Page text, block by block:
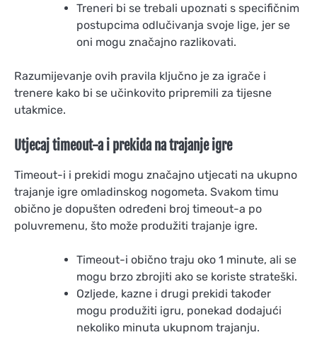
Treneri bi se trebali upoznati s specifičnim
postupcima odlučivanja svoje lige, jer se
oni mogu značajno razlikovati.
Razumijevanje ovih pravila ključno je za igrače i
trenere kako bi se učinkovito pripremili za tijesne
utakmice.
Utjecaj timeout-a i prekida na trajanje igre
Timeout-i i prekidi mogu značajno utjecati na ukupno
trajanje igre omladinskog nogometa. Svakom timu
obično je dopušten određeni broj timeout-a po
poluvremenu, što može produžiti trajanje igre.
Timeout-i obično traju oko 1 minute, ali se
mogu brzo zbrojiti ako se koriste strateški.
Ozljede, kazne i drugi prekidi također
mogu produžiti igru, ponekad dodajući
nekoliko minuta ukupnom trajanju.